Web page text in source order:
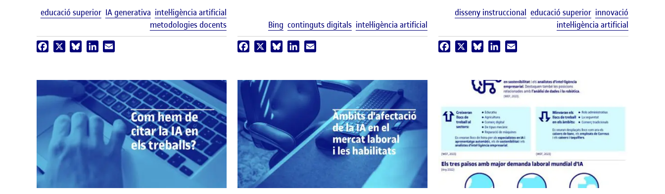
Etiquetes
educació superior IA generativa intel·ligència artificial
metodologies docents
Facebook BlueskyLinkedIn
Etiquetes
Bing continguts digitals intel·ligència artificial
Facebook Bluesky LinkedIn
disseny instruccional educació superior innovació
intel·ligència artificial
Facebook Bluesky LinkedIn